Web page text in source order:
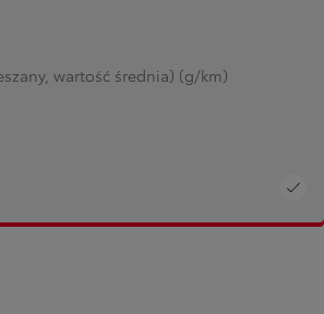
wartość średnia) (g/km)